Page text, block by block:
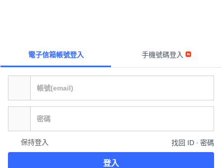
電子信箱帳號登入 手機號碼登入
保持登入 找回 ID ∙ 密碼
登入